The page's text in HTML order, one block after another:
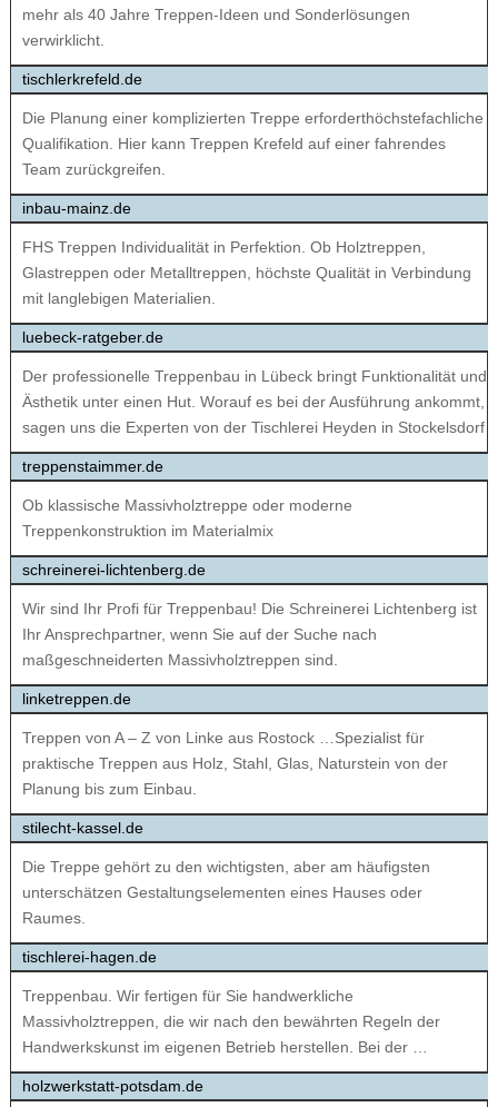
mehr als 40 Jahre Treppen-Ideen und Sonderlösungen
verwirklicht.
tischlerkrefeld.de
Die Planung einer komplizierten Treppe erforderthöchstefachliche
Qualifikation. Hier kann Treppen Krefeld auf einer fahrendes
Team zurückgreifen.
inbau-mainz.de
FHS Treppen​​ Individualität in Perfektion. Ob Holztreppen,
Glastreppen oder Metalltreppen, höchste Qualität in Verbindung
mit langlebigen Materialien.
luebeck-ratgeber.de
Der professionelle Treppenbau in Lübeck bringt Funktionalität und
Ästhetik unter einen Hut. Worauf es bei der Ausführung ankommt,
sagen uns die Experten von der Tischlerei Heyden in Stockelsdorf
treppenstaimmer.de
Ob klassische Massivholztreppe oder moderne
Treppenkonstruktion im Materialmix
schreinerei-lichtenberg.de
Wir sind Ihr Profi für Treppenbau! Die Schreinerei Lichtenberg ist
Ihr Ansprechpartner, wenn Sie auf der Suche nach
maßgeschneiderten Massivholztreppen sind.
linketreppen.de
Treppen von A – Z von Linke aus Rostock …Spezialist für
praktische Treppen aus Holz, Stahl, Glas, Naturstein von der
Planung bis zum Einbau.
stilecht-kassel.de
Die Treppe gehört zu den wichtigsten, aber am häufigsten
unterschätzen Gestaltungselementen eines Hauses oder
Raumes.
tischlerei-hagen.de
Treppenbau. Wir fertigen für Sie handwerkliche
Massivholztreppen, die wir nach den bewährten Regeln der
Handwerkskunst im eigenen Betrieb herstellen. Bei der …
holzwerkstatt-potsdam.de